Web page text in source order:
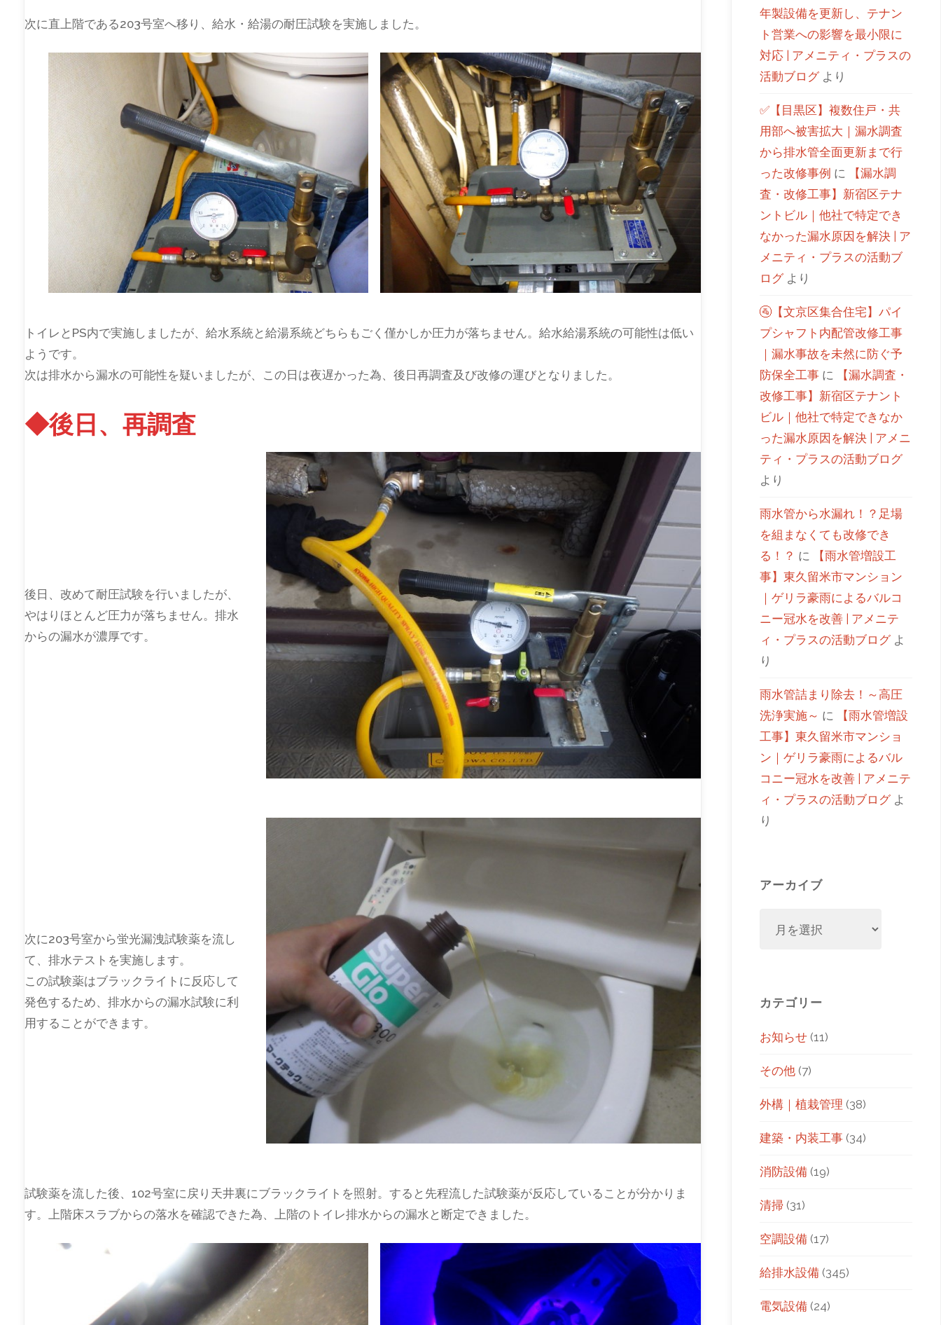
次に直上階である203号室へ移り、給水・給湯の耐圧試験を実施しました。
トイレとPS内で実施しましたが、給水系統と給湯系統どちらもごく僅かしか圧力が落ちません。給水給湯系統の可能性は低い
ようです。
次は排水から漏水の可能性を疑いましたが、この日は夜遅かった為、後日再調査及び改修の運びとなりました。
◆後日、再調査
後日、改めて耐圧試験を行いましたが、
やはりほとんど圧力が落ちません。排水
からの漏水が濃厚です。
次に203号室から蛍光漏洩試験薬を流し
て、排水テストを実施します。
この試験薬はブラックライトに反応して
発色するため、排水からの漏水試験に利
用することができます。
試験薬を流した後、102号室に戻り天井裏にブラックライトを照射。すると先程流した試験薬が反応していることが分かりま
す。上階床スラブからの落水を確認できた為、上階のトイレ排水からの漏水と断定できました。
年製設備を更新し、テナン
ト営業への影響を最小限に
対応 | アメニティ・プラスの
活動ブログより
✅【目黒区】複数住戸・共
用部へ被害拡大｜漏水調査
から排水管全面更新まで行
った改修事例 に
【漏水調
査・改修工事】新宿区テナ
ントビル｜他社で特定でき
なかった漏水原因を解決 | ア
メニティ・プラスの活動ブ
ログより
🚰【文京区集合住宅】パイ
プシャフト内配管改修工事
｜漏水事故を未然に防ぐ予
防保全工事 に
【漏水調査・
改修工事】新宿区テナント
ビル｜他社で特定できなか
った漏水原因を解決 | アメニ
ティ・プラスの活動ブログ
より
雨水管から水漏れ！？足場
を組まなくても改修でき
る！？ に
【雨水管増設工
事】東久留米市マンション
｜ゲリラ豪雨によるバルコ
ニー冠水を改善 | アメニテ
ィ・プラスの活動ブログよ
り
雨水管詰まり除去！～高圧
洗浄実施～ に
【雨水管増設
工事】東久留米市マンショ
ン｜ゲリラ豪雨によるバル
コニー冠水を改善 | アメニテ
ィ・プラスの活動ブログよ
り
アーカイブ
カテゴリー
お知らせ (11)
その他 (7)
外構｜植栽管理 (38)
建築・内装工事 (34)
消防設備 (19)
清掃 (31)
空調設備 (17)
給排水設備 (345)
電気設備 (24)